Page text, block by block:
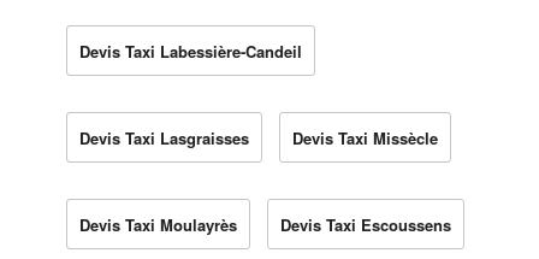
Devis Taxi Labessière-Candeil
Devis Taxi Lasgraisses Devis Taxi Missècle
Devis Taxi Moulayrès Devis Taxi Escoussens